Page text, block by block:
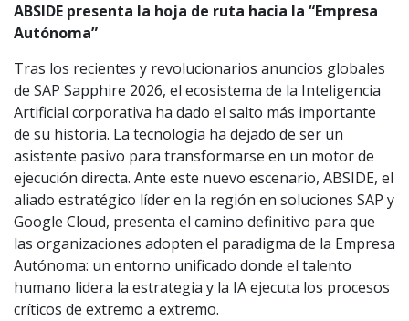
ABSIDE presenta la hoja de ruta hacia la “Empresa
Autónoma”
Tras los recientes y revolucionarios anuncios globales
de SAP Sapphire 2026, el ecosistema de la Inteligencia
Artificial corporativa ha dado el salto más importante
de su historia. La tecnología ha dejado de ser un
asistente pasivo para transformarse en un motor de
ejecución directa. Ante este nuevo escenario, ABSIDE, el
aliado estratégico líder en la región en soluciones SAP y
Google Cloud, presenta el camino definitivo para que
las organizaciones adopten el paradigma de la Empresa
Autónoma: un entorno unificado donde el talento
humano lidera la estrategia y la IA ejecuta los procesos
críticos de extremo a extremo.